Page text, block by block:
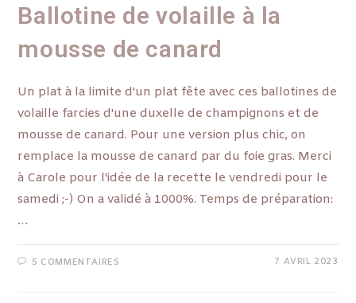
Ballotine de volaille à la
mousse de canard
Un plat à la limite d'un plat fête avec ces ballotines de
volaille farcies d'une duxelle de champignons et de
mousse de canard. Pour une version plus chic, on
remplace la mousse de canard par du foie gras. Merci
à Carole pour l'idée de la recette le vendredi pour le
samedi ;-) On a validé à 1000%. Temps de préparation:
…
5 COMMENTAIRES 7 AVRIL 2023